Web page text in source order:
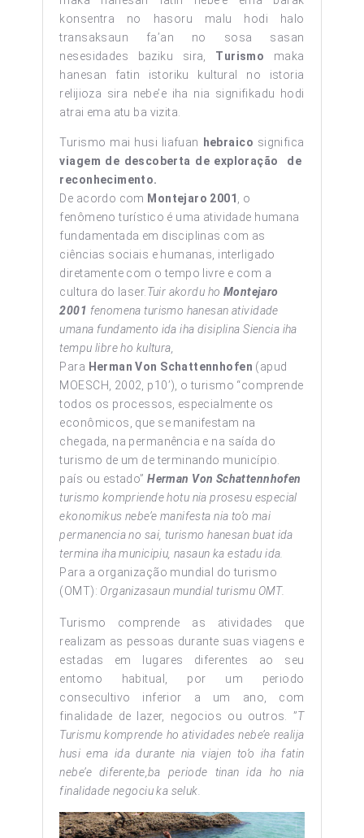
konsentra no hasoru malu hodi halo
transaksaun fa’an no sosa sasan
nesesidades baziku sira, Turismo maka
hanesan fatin istoriku kultural no istoria
relijioza sira nebe’e iha nia signifikadu hodi
atrai ema atu ba vizita.
Turismo mai husi liafuan hebraico significa
viagem de descoberta de exploração de
reconhecimento.
De acordo com Montejaro 2001
, o
fenômeno turístico é uma atividade humana
fundamentada em disciplinas com as
ciências sociais e humanas, interligado
diretamente com o tempo livre e com a
cultura do laser. Tuir akordu ho Montejaro
2001 fenomena turismo hanesan atividade
umana fundamento idaiha disiplinaSiencia iha
tempu libre ho kultura,
Para Herman Von Schattennhofen (apud
MOESCH, 2002, p10’), o turismo “comprende
todos os processos, especialmente os
econômicos, que se manifestam na
chegada, na permanência e na saída do
turismo de um de terminando município.
país ou estado” Herman Von Schattennhofen
turismo kompriendehotu niaprosesu especial
ekonomikus nebe’e manifesta nia to’o mai
permanencia no sai, turismo hanesan buat ida
termina iha municipiu, nasaun ka estadu ida.
Para a organização mundial do turismo
(OMT): Organizasaun mundial turismu OMT.
Turismo comprende as atividades que
realizam as pessoas durante suas viagens e
estadas em lugares diferentes ao seu
entomo habitual, por um periodo
consecultivo inferior a um ano, com
finalidade de lazer, negocios ou outros. ”T
Turismu komprende ho atividades nebe’e realija
husi ema ida durante nia viajen to’o iha fatin
nebe’e diferente,ba periode tinan ida ho nia
finalidade negociu ka seluk.